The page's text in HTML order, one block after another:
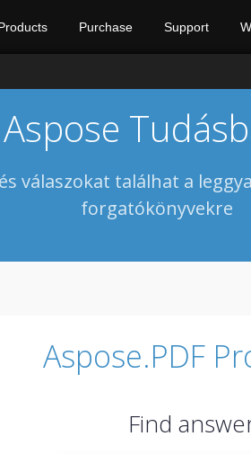
Purchase Support
Aspose
válaszokat találhat a
forgatókönyvekre
Aspose.PDF
Find